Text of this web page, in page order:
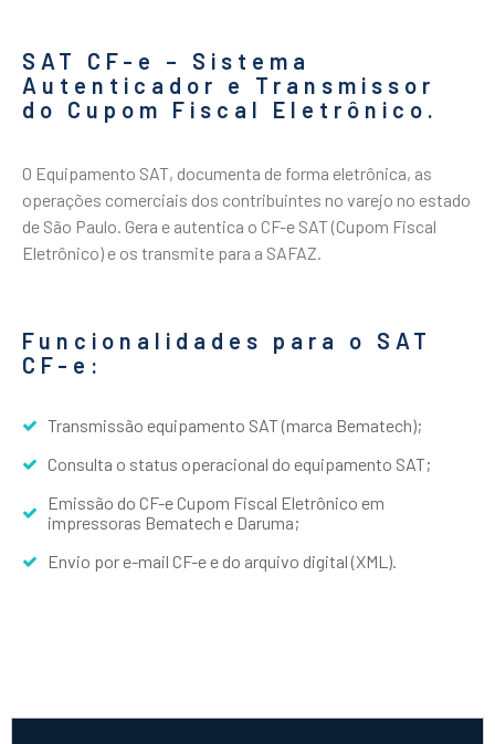
SAT CF-e – Sistema
Autenticador e Transmissor
do Cupom Fiscal Eletrônico.
O Equipamento SAT, documenta de forma eletrônica, as
operações comerciais dos contribuintes no varejo no estado
de São Paulo. Gera e autentica o CF-e SAT (Cupom Fiscal
Eletrônico) e os transmite para a SAFAZ.
Funcionalidades para o SAT
CF-e:
Transmissão equipamento SAT (marca Bematech);
Consulta o status operacional do equipamento SAT;
Emissão do CF-e Cupom Fiscal Eletrônico em
impressoras Bematech e Daruma;
Envio por e-mail CF-e e do arquivo digital (XML).